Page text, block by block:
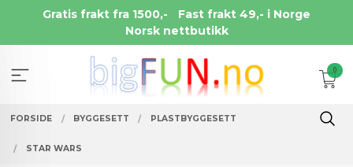
Gratis frakt fra 1500,-
Fast frakt 49,- i Norge
Norsk nettbutikk
0
FORSIDE BYGGESETT PLASTBYGGESETT
STAR WARS